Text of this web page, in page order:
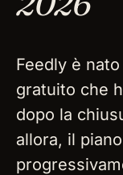
Feedly è
gratuito che
dopo la
allora, il